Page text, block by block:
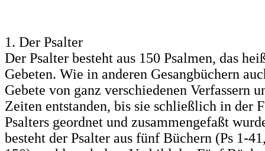
1. Der Psalter
Der Psalter besteht aus 150 Psalmen, das
Gebeten. Wie in anderen Gesangbüchern
Gebete von ganz verschiedenen Verfassern
Zeiten entstanden, bis sie schließlich in der
Psalters geordnet und zusammengefaßt
besteht der Psalter aus fünf Büchern (Ps 1-